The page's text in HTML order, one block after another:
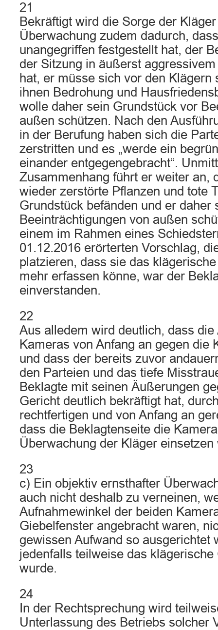
21
Bekräftigt wird die Sorge der
Überwachung zudem dadurch,
unangegriffen festgestellt hat, der
der Sitzung in äußerst
hat, er müsse sich vor den Klägern
ihnen Bedrohung und
wolle daher sein Grundstück vor
außen schützen. Nach den
in der Berufung haben sich die
zerstritten und es „werde ein
einander entgegengebracht“.
Zusammenhang führt er weiter an,
wieder zerstörte Pflanzen und tote
Grundstück befänden und er daher
Beeinträchtigungen von außen
einem im Rahmen eines
01.12.2016 erörterten Vorschlag,
platzieren, dass sie das
mehr erfassen könne, war der
einverstanden.
22
Aus alledem wird deutlich, dass die
Kameras von Anfang an gegen die
und dass der bereits zuvor
den Parteien und das tiefe
Beklagte mit seinen Äußerungen
Gericht deutlich bekräftigt hat,
rechtfertigen und von Anfang an
dass die Beklagtenseite die
Überwachung der Kläger einsetzen
23
c) Ein objektiv ernsthafter
auch nicht deshalb zu verneinen,
Aufnahmewinkel der beiden
Giebelfenster angebracht waren,
gewissen Aufwand so ausgerichtet
jedenfalls teilweise das
wurde.
24
In der Rechtsprechung wird
Unterlassung des Betriebs solcher